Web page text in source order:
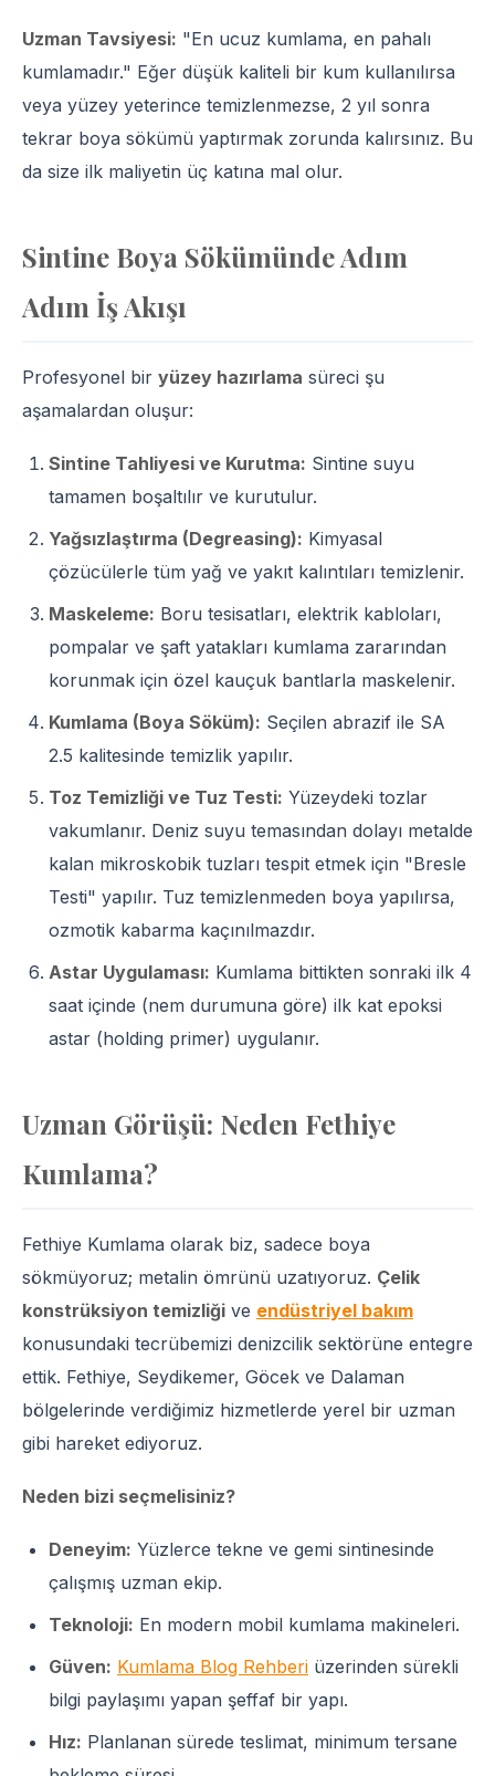
Uzman Tavsiyesi: "En ucuz kumlama, en pahalı
kumlamadır." Eğer düşük kaliteli bir kum kullanılırsa
veya yüzey yeterince temizlenmezse, 2 yıl sonra
tekrar boya sökümü yaptırmak zorunda kalırsınız. Bu
da size ilk maliyetin üç katına mal olur.
Sintine Boya Sökümünde Adım
Adım İş Akışı
Profesyonel bir yüzey hazırlama süreci şu
aşamalardan oluşur:
Sintine Tahliyesi ve Kurutma: Sintine suyu
tamamen boşaltılır ve kurutulur.
Yağsızlaştırma (Degreasing): Kimyasal
çözücülerle tüm yağ ve yakıt kalıntıları temizlenir.
Maskeleme: Boru tesisatları, elektrik kabloları,
pompalar ve şaft yatakları kumlama zararından
korunmak için özel kauçuk bantlarla maskelenir.
Kumlama (Boya Söküm): Seçilen abrazif ile SA
2.5 kalitesinde temizlik yapılır.
Toz Temizliği ve Tuz Testi: Yüzeydeki tozlar
vakumlanır. Deniz suyu temasından dolayı metalde
kalan mikroskobik tuzları tespit etmek için "Bresle
Testi" yapılır. Tuz temizlenmeden boya yapılırsa,
ozmotik kabarma kaçınılmazdır.
Astar Uygulaması: Kumlama bittikten sonraki ilk 4
saat içinde (nem durumuna göre) ilk kat epoksi
astar (holding primer) uygulanır.
Uzman Görüşü: Neden Fethiye
Kumlama?
Fethiye Kumlama olarak biz, sadece boya
sökmüyoruz; metalin ömrünü uzatıyoruz. Çelik
konstrüksiyon temizliği ve endüstriyel bakım
konusundaki tecrübemizi denizcilik sektörüne entegre
ettik. Fethiye, Seydikemer, Göcek ve Dalaman
bölgelerinde verdiğimiz hizmetlerde yerel bir uzman
gibi hareket ediyoruz.
Neden bizi seçmelisiniz?
Deneyim: Yüzlerce tekne ve gemi sintinesinde
çalışmış uzman ekip.
Teknoloji: En modern mobil kumlama makineleri.
Güven: Kumlama Blog Rehberi üzerinden sürekli
bilgi paylaşımı yapan şeffaf bir yapı.
Hız: Planlanan sürede teslimat, minimum tersane